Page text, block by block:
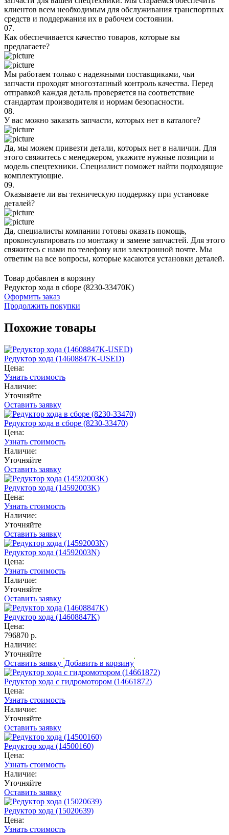
клиентов всем необходимым для обслуживания транспортных
средств и поддержания их в рабочем состоянии.
07.
Как обеспечивается качество товаров, которые вы
предлагаете?
Мы работаем только с надежными поставщиками, чьи
запчасти проходят многоэтапный контроль качества. Перед
отправкой каждая деталь проверяется на соответствие
стандартам производителя и нормам безопасности.
08.
У вас можно заказать запчасти, которых нет в каталоге?
Да, мы можем привезти детали, которых нет в наличии. Для
этого свяжитесь с менеджером, укажите нужные позиции и
модель спецтехники. Специалист поможет найти подходящие
комплектующие.
09.
Оказываете ли вы техническую поддержку при установке
деталей?
Да, специалисты компании готовы оказать помощь,
проконсультировать по монтажу и замене запчастей. Для этого
свяжитесь с нами по телефону или электронной почте. Мы
ответим на все вопросы, которые касаются установки деталей.
Товар добавлен в корзину
Редуктор хода в сборе (8230-33470K)
Оформить заказ
Продолжить покупки
Похожие товары
Редуктор хода (14608847K-USED)
Цена:
Узнать стоимость
Наличие:
Уточняйте
Оставить заявку
Редуктор хода в сборе (8230-33470)
Цена:
Узнать стоимость
Наличие:
Уточняйте
Оставить заявку
Редуктор хода (14592003K)
Цена:
Узнать стоимость
Наличие:
Уточняйте
Оставить заявку
Редуктор хода (14592003N)
Цена:
Узнать стоимость
Наличие:
Уточняйте
Оставить заявку
Редуктор хода (14608847K)
Цена:
796870 р.
Наличие:
Уточняйте
Оставить заявку Добавить в корзину
Редуктор хода с гидромотором (14661872)
Цена:
Узнать стоимость
Наличие:
Уточняйте
Оставить заявку
Редуктор хода (14500160)
Цена:
Узнать стоимость
Наличие:
Уточняйте
Оставить заявку
Редуктор хода (15020639)
Цена:
Узнать стоимость